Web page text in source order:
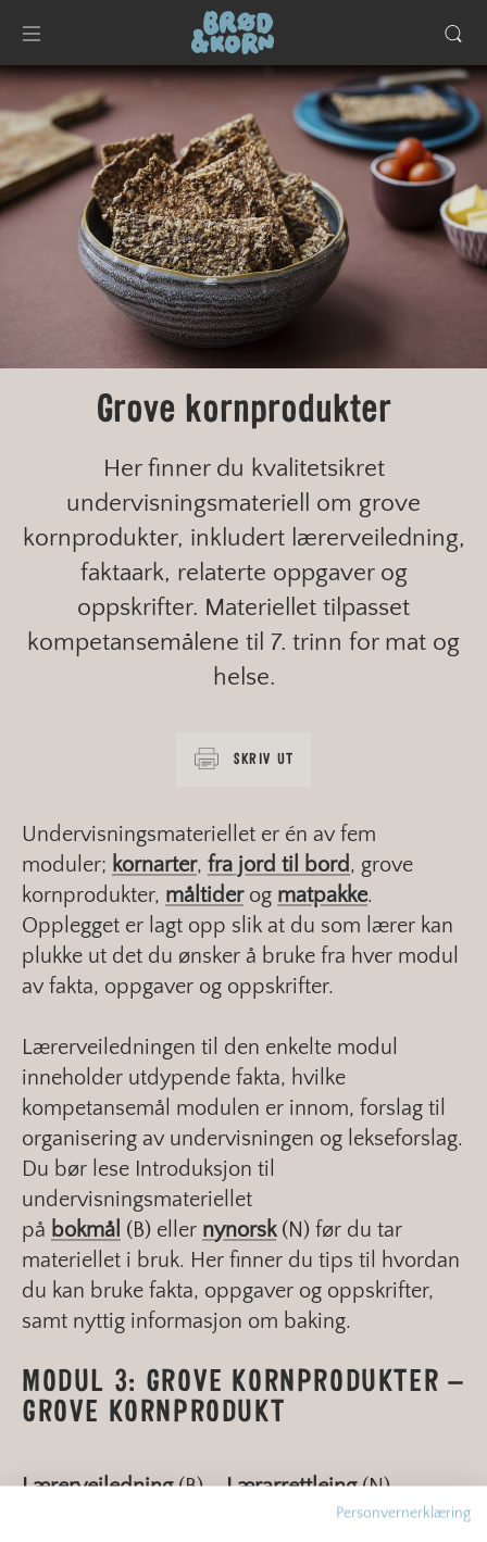
Grove kornprodukter
Her finner du kvalitetsikret
undervisningsmateriell om grove
kornprodukter, inkludert lærerveiledning,
faktaark, relaterte oppgaver og
oppskrifter. Materiellet tilpasset
kompetansemålene til 7. trinn for mat og
helse.
SKRIV UT
Undervisningsmateriellet er én av fem
moduler; kornarter, fra jord til bord, grove
kornprodukter, måltiderog matpakke.
Opplegget er lagt opp slik at du som lærer kan
plukke ut det du ønsker å bruke fra hver modul
av fakta, oppgaver og oppskrifter.
Lærerveiledningen til den enkelte modul
inneholder utdypende fakta, hvilke
kompetansemål modulen er innom, forslag til
organisering av undervisningen og lekseforslag.
Du bør lese Introduksjon til
undervisningsmateriellet
på bokmål (B) eller nynorsk(N) før du tar
materiellet i bruk. Her finner du tips til hvordan
du kan bruke fakta, oppgaver og oppskrifter,
samt nyttig informasjon om baking.
MODUL 3:GROVE KORNPRODUKTER –
GROVE KORNPRODUKT
Lærerveiledning(B) –Lærarrettleing(N) –
Personvernerklæring